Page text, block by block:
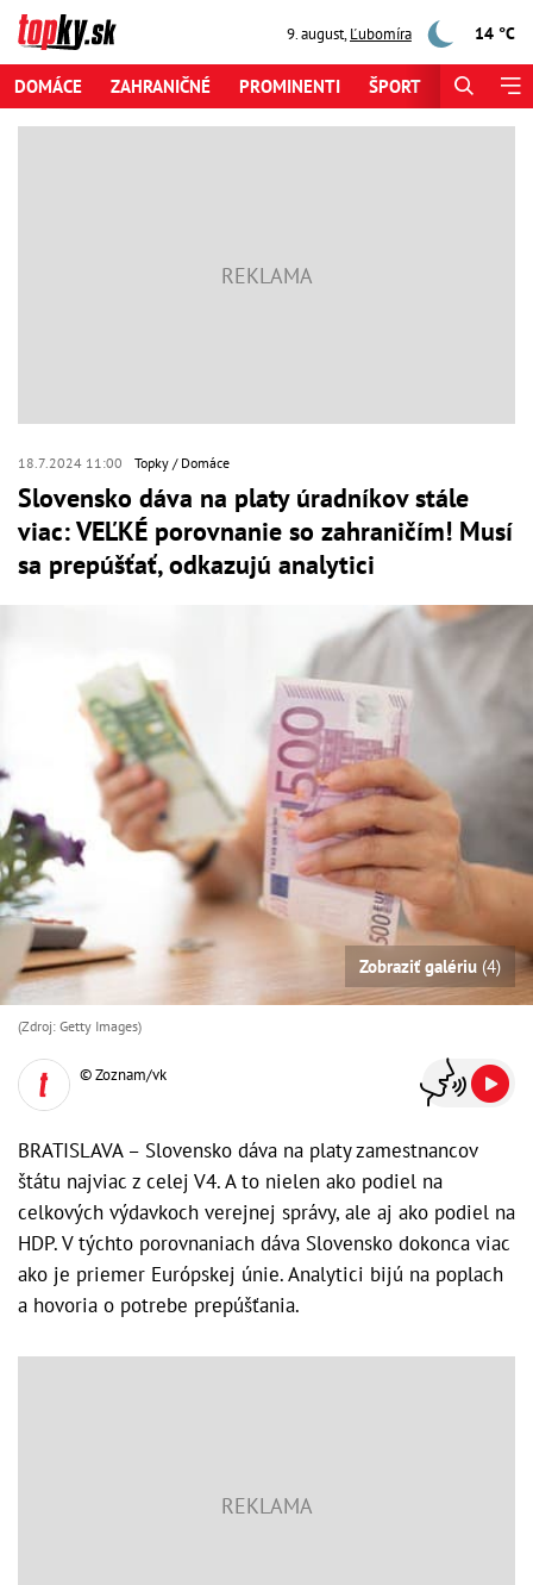
9. august,Ľubomíra 14 °C
DOMÁCE ZAHRANIČNÉ PROMINENTI ŠPORT
18.7.2024 11:00 Topky Domáce
Slovensko dáva na platy úradníkov stále
viac: VEĽKÉ porovnanie so zahraničím! Musí
sa prepúšťať, odkazujú analytici
Zobraziť galériu (4)
(Zdroj: Getty Images)
© Zoznam/vk
BRATISLAVA – Slovensko dáva na platy zamestnancov
štátu najviac z celej V4. A to nielen ako podiel na
celkových výdavkoch verejnej správy, ale aj ako podiel na
HDP. V týchto porovnaniach dáva Slovensko dokonca viac
ako je priemer Európskej únie. Analytici bijú na poplach
a hovoria o potrebe prepúšťania.